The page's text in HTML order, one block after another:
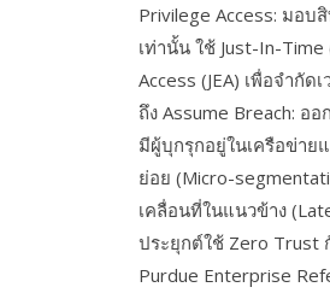
Privilege Access: มอบ
เท่านั้น ใช้ Just-In-Time
Access (JEA) เพื่อจำกัด
ถึง Assume Breach: อ
มีผู้บุกรุกอยู่ในเครือข่าย
ย่อย (Micro-
เคลื่อนที่ในแนวข้าง
ประยุกต์ใช้ Zero Trust
Purdue Enterprise